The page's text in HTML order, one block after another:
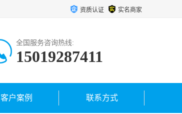
资质认证 实名商家
全国服务咨询热线:
15019287411
客户案例 联系方式